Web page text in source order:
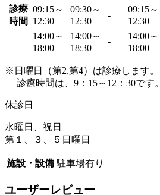
診療
時間
09:15～
12:30
09:30～
12:30
-
09:15～
12:30
14:00～
18:00
14:00～
18:30
-
14:00～
18:00
※日曜日（第2.第4）は診療します。
診療時間は、9：15～12：30です。
休診日
水曜日、祝日
第１、３、５日曜日
施設・設備 駐車場有り
ユーザーレビュー